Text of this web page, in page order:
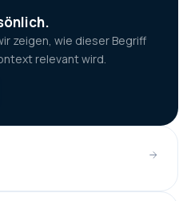
zeigen, wie dieser Begriff
relevant wird.